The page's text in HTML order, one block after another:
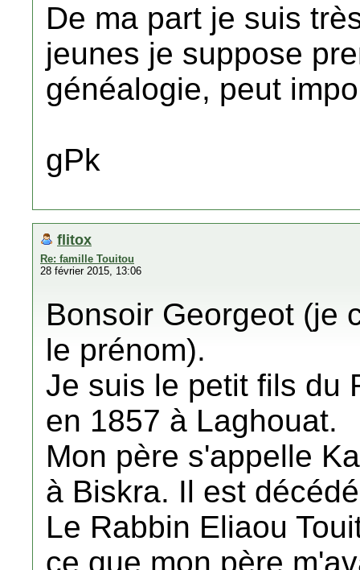
De ma part je suis
jeunes je suppose
généalogie, peut
gPk
flitox
Re: famille Touitou
28 février 2015, 13:06
Bonsoir Georgeot (je
le prénom).
Je suis le petit fils du
en 1857 à Laghouat.
Mon père s'appelle
à Biskra. Il est
Le Rabbin Eliaou
ce que mon père